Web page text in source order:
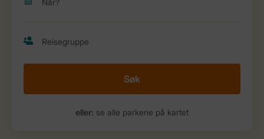
Søk
eller: se alle parkene på kartet